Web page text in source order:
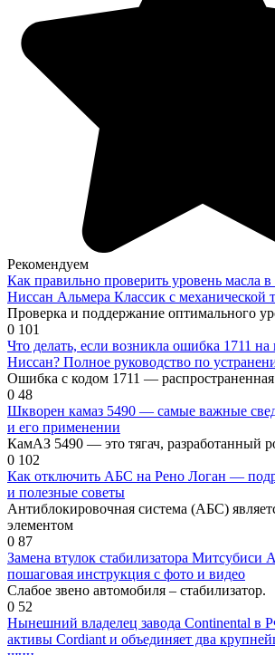
Рекомендуем
Как правильно проверить уровень масла в
Ниссан Альмера Классик с механической
Проверка и поддержание оптимального
0 101
Что делать, если возникла ошибка 1711
Ниссан? Полное руководство по
Ошибка с кодом 1711 —
0 48
Шкворен камаз 5490 — самые важные
и его применении
КамАЗ 5490 — это тягач, разработанный
0 102
Как отключить АБС на Рено Логан —
и полезные советы
Антиблокировочная система (АБС)
элементом
0 87
Замена втулок стабилизатора Митсубиси
пошаговая инструкция с фото и видео
Слабое звено автомобиля – стабилизатор.
0 52
Нынешний владелец завода Continental в
активы Cordiant и объединяет два